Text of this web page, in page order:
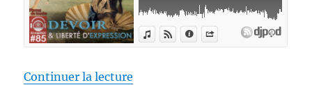
Continuer la lecture